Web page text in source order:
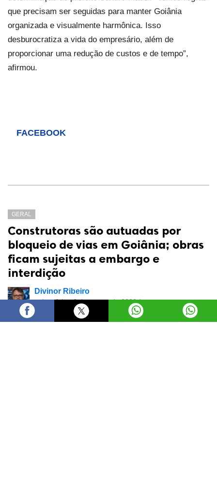
que precisam ser seguidas para manter Goiânia
organizada e visualmente harmônica. Isso
desburocratiza a vida do empresário, além de
proporcionar uma redução de custos e de tempo”,
afirmou.
FACEBOOK
GERAL
Construtoras são autuadas por
bloqueio de vias em Goiânia; obras
ficam sujeitas a embargo e
interdição
Divinor Ribeiro
quinta-feira, 6 de agosto de 2026 às
17:25